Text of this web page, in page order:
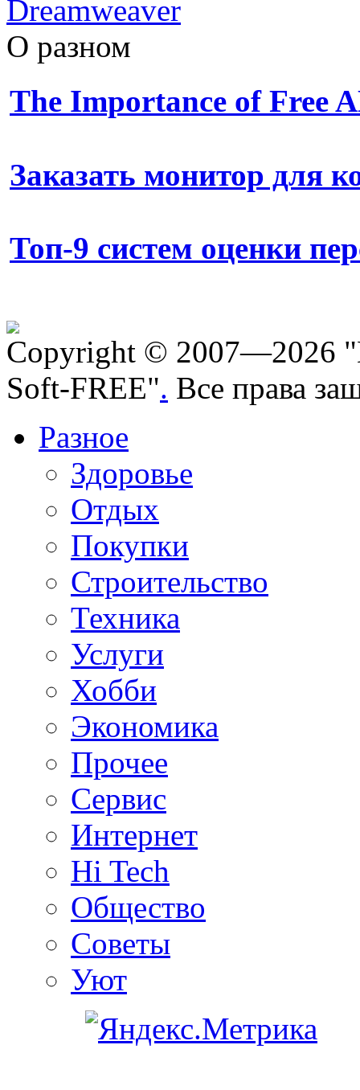
Dreamweaver
О разном
The Importance of Free
Заказать монитор для
Топ-9 систем оценки
Copyright © 2007—2026
Soft-FREE". Все права
Разное
Здоровье
Отдых
Покупки
Строительство
Техника
Услуги
Хобби
Экономика
Прочее
Сервис
Интернет
Hi Tech
Общество
Советы
Уют